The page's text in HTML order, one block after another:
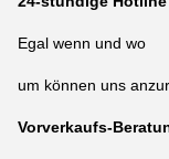
Egal wenn und wo
um können uns
Vorverkaufs-